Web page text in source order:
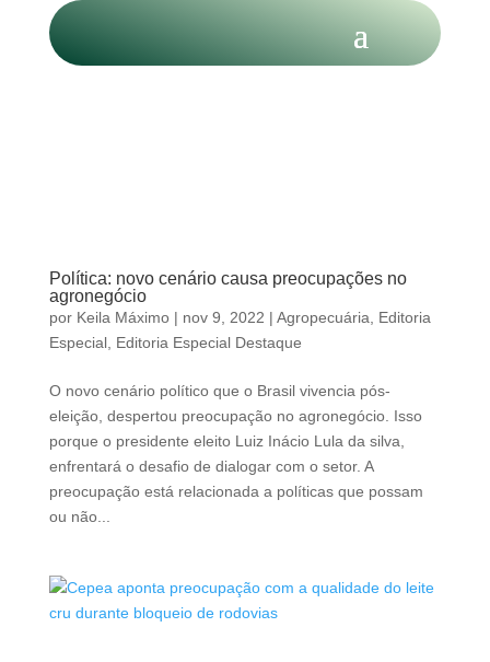
Política: novo cenário causa preocupações no
agronegócio
por Keila Máximo| nov 9, 2022 | Agropecuária
Editoria
Especial, Editoria Especial Destaque
O novo cenário político que o Brasil vivencia pós-
eleição, despertou preocupação no agronegócio. Isso
porque o presidente eleito Luiz Inácio Lula da silva,
enfrentará o desafio de dialogar com o setor. A
preocupação está relacionada a políticas que possam
ou não...